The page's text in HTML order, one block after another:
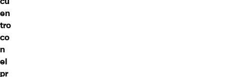
en
tro
co
n
el
pr